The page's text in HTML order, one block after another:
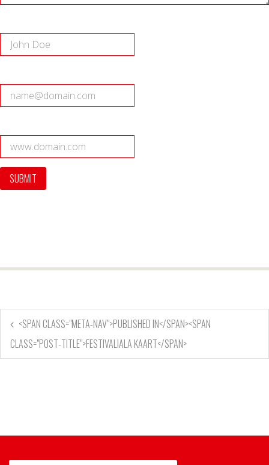
<SPAN CLASS="META-NAV">PUBLISHED IN</SPAN><SPAN
CLASS="POST-TITLE">FESTIVALIALA KAART</SPAN>